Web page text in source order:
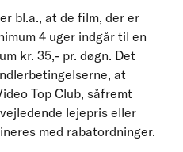
bl.a., at de film, der er
4 uger indgår til en
kr. 35,- pr. døgn. Det
at
Top Club, såfremt
lejepris eller
med rabatordninger.